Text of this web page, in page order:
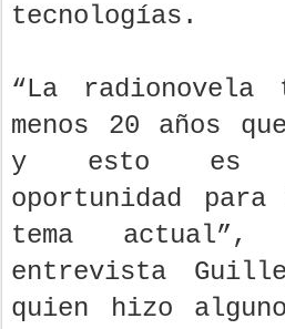
tecnologías.
“La
menos 20 años
y esto es
oportunidad
tema actual”,
entrevista
quien hizo